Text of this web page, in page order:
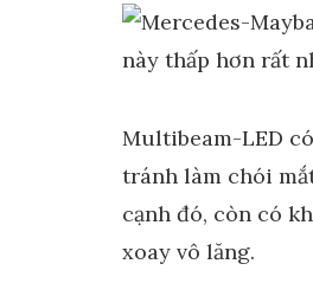
Multibeam-LED
tránh làm chói
cạnh đó, còn có
xoay vô lăng.